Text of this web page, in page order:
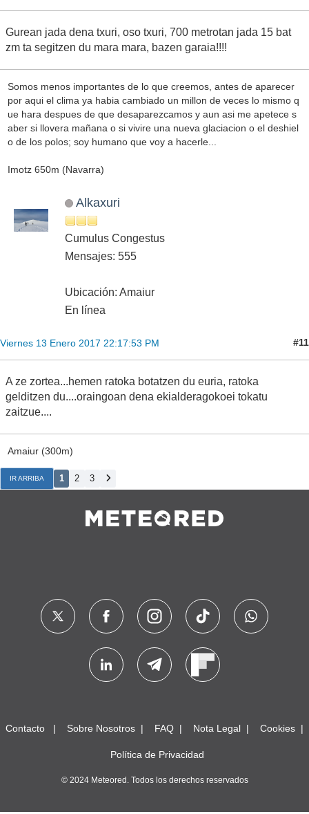
Gurean jada dena txuri, oso txuri, 700 metrotan jada 15 bat
zm ta segitzen du mara mara, bazen garaia!!!!
Somos menos importantes de lo que creemos, antes de aparecer
por aqui el clima ya habia cambiado un millon de veces lo mismo q
ue hara despues de que desaparezcamos y aun asi me apetece s
aber si llovera mañana o si vivire una nueva glaciacion o el deshiel
o de los polos; soy humano que voy a hacerle...
Imotz 650m (Navarra)
Alkaxuri
Cumulus Congestus
Mensajes: 555
Ubicación: Amaiur
En línea
Viernes 13 Enero 2017 22:17:53 PM #11
A ze zortea...hemen ratoka botatzen du euria, ratoka
gelditzen du....oraingoan dena ekialderagokoei tokatu
zaitzue....
Amaiur (300m)
IR ARRIBA 1 2 3
Contacto Sobre Nosotros FAQ Nota Legal Cookies
Política de Privacidad
© 2024 Meteored. Todos los derechos reservados